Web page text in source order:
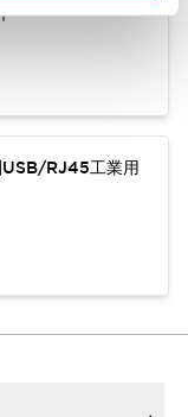
RJ45工業用